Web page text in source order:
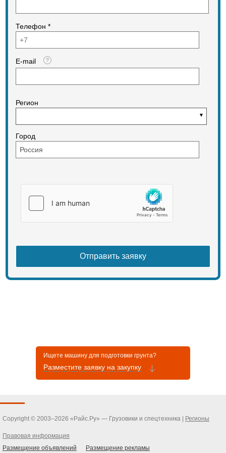
Телефон *
E-mail
Регион
Город
Ищете машину для подготовки грунта?
Разместите заявку на закупку
Copyright © 2003–2026 «Райс.Ру» — Грузовики и спецтехника | Регионы
Правовая информация
Размещение объявлений
Размещение рекламы